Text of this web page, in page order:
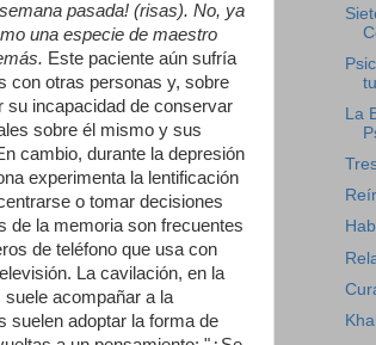
pasada! (risas). No, ya
una especie de maestro
Este paciente aún sufría
con otras personas y, sobre
su incapacidad de conservar
sobre él mismo y sus
cambio, durante la depresión
experimenta la lentificación
o tomar decisiones
de la memoria son frecuentes
de teléfono que usa con
La cavilación, en la
acompañar a la
suelen adoptar la forma de
La